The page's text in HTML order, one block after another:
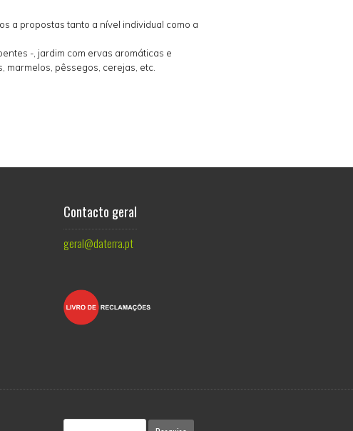
a propostas tanto a nível individual como a
-, jardim com ervas aromáticas e
marmelos, pêssegos, cerejas, etc.
Contacto geral
geral@daterra.pt